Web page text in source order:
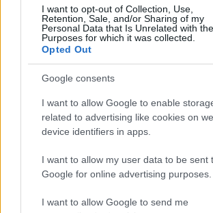
I want to opt-out of Collection, Use,
Retention, Sale, and/or Sharing of my
Personal Data that Is Unrelated with the
Purposes for which it was collected.
Opted Out
Google consents
I want to allow Google to enable
related to advertising like cookies on
device identifiers in apps.
I want to allow my user data to be sent
Google for online advertising purposes.
I want to allow Google to send me
FORMA-1
A McLaren korábbi
kitálalt Hamilton F1-es
debütálásáról
A döntő momentumra a
várni, amikor Marquez határozott
átvette a vezetést Bagnaiától. Az
ezzel nehéz helyzetbe került,
körrel később Ogura is elment